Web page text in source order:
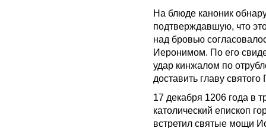
На блюде каноник
подтверждавшую, что
над бровью
Иеронимом. По его
удар кинжалом по
доставить главу
17 декабря 1206 года в
католический епископ
встретил святые мощи